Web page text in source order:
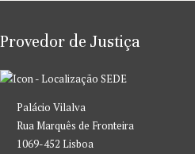
Provedor de Justiça
SEDE
Palácio Vilalva
Rua Marquês de Fronteira
1069-452 Lisboa